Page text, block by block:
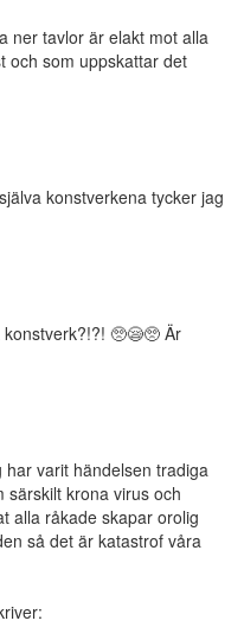
ner tavlor är elakt mot alla
och som uppskattar det
konstverkena tycker jag
🥺😪🥺 Är
varit händelsen tradiga
särskilt krona virus och
alla råkade skapar orolig
så det är katastrof våra